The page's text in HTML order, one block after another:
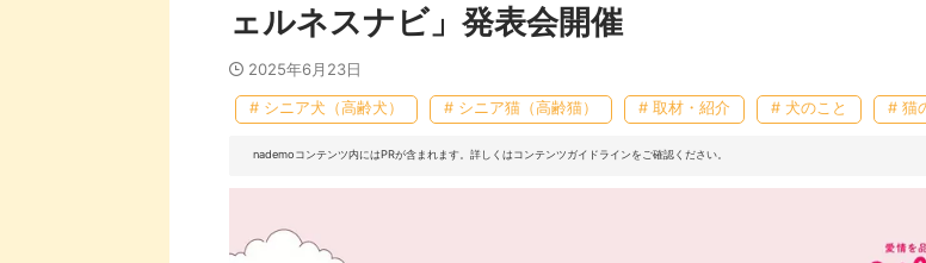
ェルネスナビ」発表会開催
2025年6月23日
# シニア犬（高齢犬） # シニア猫（高齢猫） # 取材・紹介 # 犬のこと # 猫
nademoコンテンツ内にはPRが含まれます。詳しくはコンテンツガイドラインをご確認ください。